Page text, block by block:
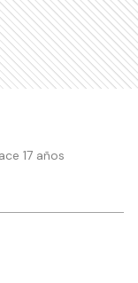
17 años